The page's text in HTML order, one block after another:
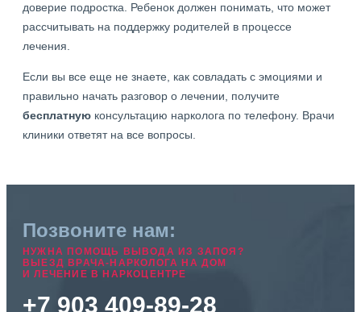
доверие подростка. Ребенок должен понимать, что может
рассчитывать на поддержку родителей в процессе
лечения.
Если вы все еще не знаете, как совладать с эмоциями и
правильно начать разговор о лечении, получите
бесплатную консультацию нарколога по телефону. Врачи
клиники ответят на все вопросы.
Позвоните нам:
НУЖНА ПОМОЩЬ ВЫВОДА ИЗ ЗАПОЯ?
ВЫЕЗД ВРАЧА-НАРКОЛОГА НА ДОМ
И ЛЕЧЕНИЕ В НАРКОЦЕНТРЕ
+7 903 409-89-28